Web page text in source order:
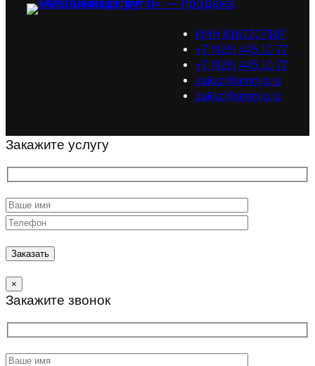
ИНН 6167207187
+7 (928) 445 10 77
+7 (928) 445 10 77
zakaz@ummig.ru
zakaz@ummig.ru
Закажите услугу
×
Закажите звонок